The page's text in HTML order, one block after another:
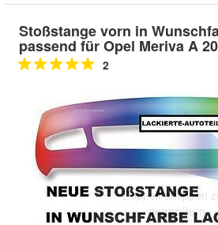
Stoßstange vorn in
passend für Opel Meriva A
2
Doppelt antippen
vergrößern